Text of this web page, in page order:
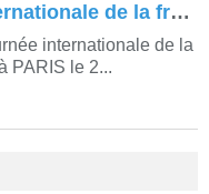
Préparation de la journée internationale de la fraternité humaine le 4 février 2025
internationale de la
PARIS le 2...